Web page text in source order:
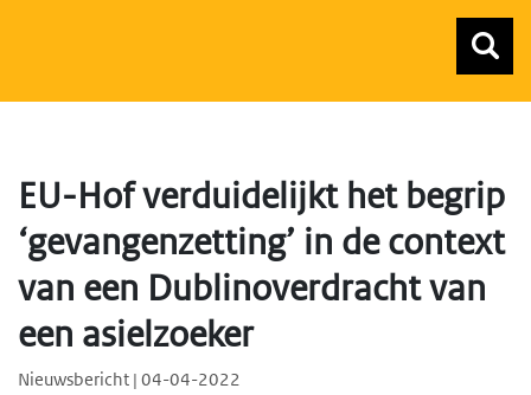
EU-Hof verduidelijkt het begrip
‘gevangenzetting’ in de context
van een Dublinoverdracht van
een asielzoeker
Nieuwsbericht | 04-04-2022